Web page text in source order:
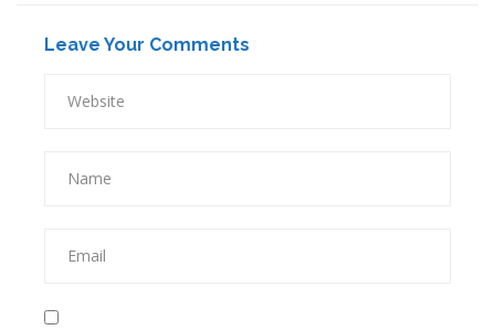
Leave Your Comments